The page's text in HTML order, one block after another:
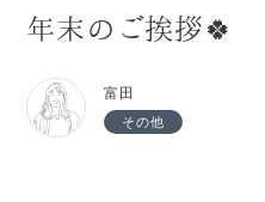
年末のご挨拶🍀
富田
その他